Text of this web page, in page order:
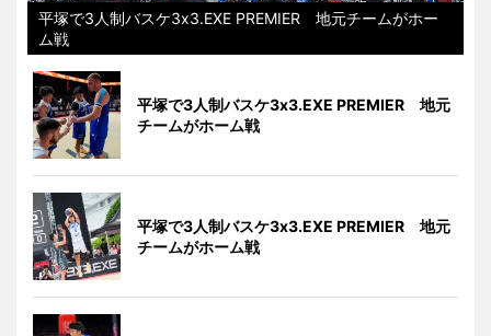
平塚で3人制バスケ3x3.EXE PREMIER 地元チームがホー
ム戦
平塚で3人制バスケ3x3.EXE PREMIER 地元
チームがホーム戦
平塚で3人制バスケ3x3.EXE PREMIER 地元
チームがホーム戦